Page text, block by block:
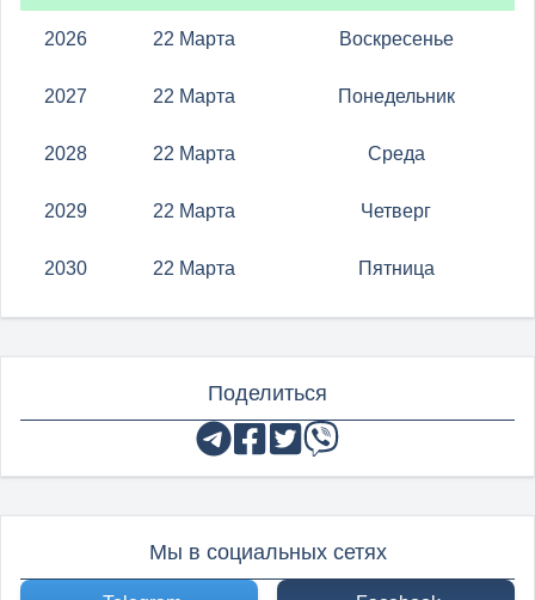
2026 22 Марта Воскресенье
2027 22 Марта Понедельник
2028 22 Марта Среда
2029 22 Марта Четверг
2030 22 Марта Пятница
Поделиться
Мы в социальных сетях